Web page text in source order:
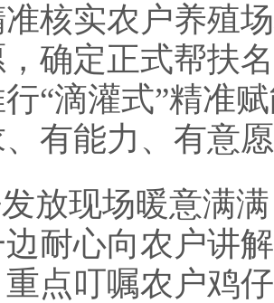
核实农户养殖
确定正式帮扶
“滴灌式”精准
有能力、有意
放现场暖意满
耐心向农户讲
点叮嘱农户鸡